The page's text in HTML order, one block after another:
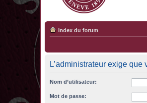
Index du forum
L’administrateur exige
Nom d’utilisateur:
Mot de passe: